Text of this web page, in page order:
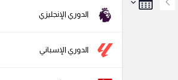
الدوري الإنجليزي
الدوري الإسباني